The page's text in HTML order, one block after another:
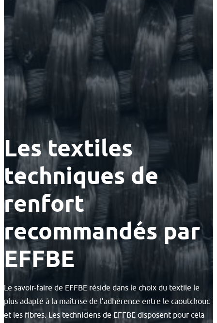
Les textiles
techniques de
renfort
recommandés par
EFFBE
Le savoir-faire de EFFBE réside dans le choix du textile le
plus adapté à la maîtrise de l’adhérence entre le caoutchouc
et les fibres. Les techniciens de EFFBE disposent pour cela